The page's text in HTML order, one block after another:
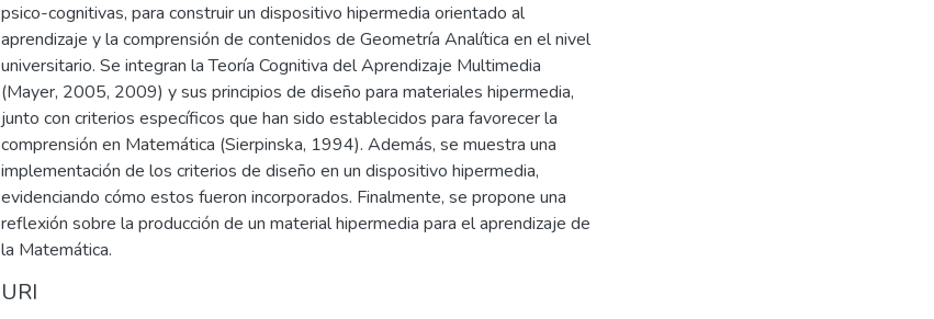
psico-cognitivas, para construir un dispositivo hipermedia orientado al
aprendizaje y la comprensión de contenidos de Geometría Analítica en el nivel
universitario. Se integran la Teoría Cognitiva del Aprendizaje Multimedia
(Mayer, 2005, 2009) y sus principios de diseño para materiales hipermedia,
junto con criterios específicos que han sido establecidos para favorecer la
comprensión en Matemática (Sierpinska, 1994). Además, se muestra una
implementación de los criterios de diseño en un dispositivo hipermedia,
evidenciando cómo estos fueron incorporados. Finalmente, se propone una
reflexión sobre la producción de un material hipermedia para el aprendizaje de
la Matemática.
URI